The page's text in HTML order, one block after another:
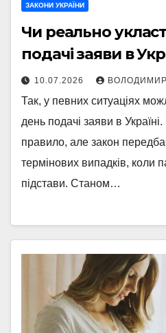
ЗАКОНИ УКРАЇНИ
Чи реально
подачі заяви в
10.07.2026
Так, у певних ситуаціях
день подачі заяви в
правило, але закон
термінових випадків, коли
підстави. Станом…